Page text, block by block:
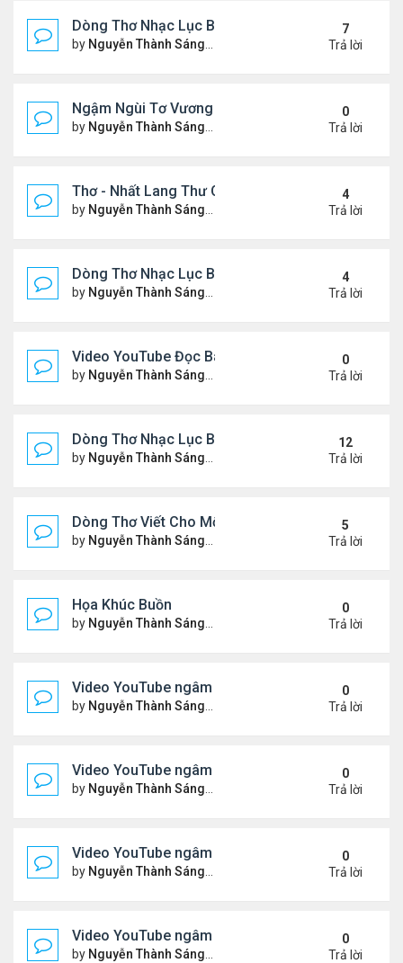
Dòng Thơ Nhạc Lục Bát Trích Đoạn - Gõ Google:
by Nguyễn Thành Sáng Thứ 5 Tháng 7 23, 2026 8:01
7
Trả lời
Ngậm Ngùi Tơ Vương - Video YouTube ngâm bài
by Nguyễn Thành Sáng Thứ 6 Tháng 7 24, 2026 9:50
0
Trả lời
Thơ - Nhất Lang Thư Quán (từ khóa Google)
by Nguyễn Thành Sáng Thứ 2 Tháng 7 13, 2026 7:17
4
Trả lời
Dòng Thơ Nhạc Lục Bát (2)
by Nguyễn Thành Sáng Thứ 5 Tháng 7 02, 2026 8:51
4
Trả lời
Video YouTube Đọc Bài Thơ "Nỗi Niềm Bên Sương
by Nguyễn Thành Sáng Thứ 3 Tháng 7 07, 2026 10:06
0
Trả lời
Dòng Thơ Nhạc Lục Bát (1)
by Nguyễn Thành Sáng Thứ 4 Tháng 4 15, 2026 2:27
12
Trả lời
Dòng Thơ Viết Cho Một Người
by Nguyễn Thành Sáng Chủ nhật Tháng 6 07, 2026
5
Trả lời
Họa Khúc Buồn
by Nguyễn Thành Sáng Thứ 2 Tháng 6 22, 2026 9:37
0
Trả lời
Video YouTube ngâm bài thơ nhạc lục bát "Chập
by Nguyễn Thành Sáng Thứ 5 Tháng 6 11, 2026 9:46
0
Trả lời
Video YouTube ngâm bài thơ nhạc lục bát "Chiếc
by Nguyễn Thành Sáng Chủ nhật Tháng 5 31, 2026
0
Trả lời
Video YouTube ngâm bài thơ nhạc lục bát "Thổn
by Nguyễn Thành Sáng Chủ nhật Tháng 5 24, 2026
0
Trả lời
Video YouTube ngâm bài Thơ Nhạc Lục Bát "Để
by Nguyễn Thành Sáng Thứ 7 Tháng 5 16, 2026 10:35
0
Trả lời